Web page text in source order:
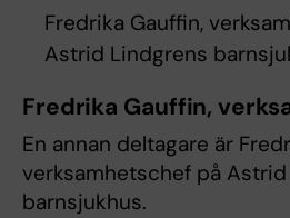
Fredrika Gauffin,
Astrid Lindgrens
Fredrika Gauffin,
En annan deltagare är
verksamhetschef på
barnsjukhus.